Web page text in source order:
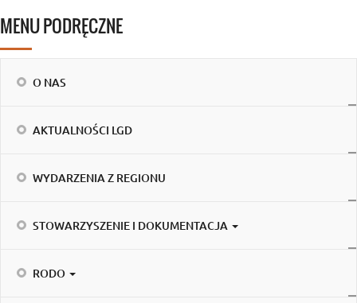
MENU PODRĘCZNE
O NAS
AKTUALNOŚCI LGD
WYDARZENIA Z REGIONU
STOWARZYSZENIE I DOKUMENTACJA
RODO